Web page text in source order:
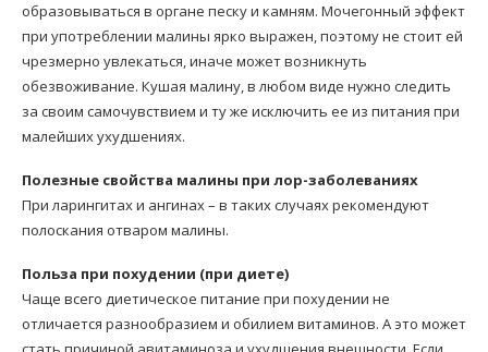
образовываться в органе песку и камням. Мочегонный эффект
при употреблении малины ярко выражен, поэтому не стоит ей
чрезмерно увлекаться, иначе может возникнуть
обезвоживание. Кушая малину, в любом виде нужно следить
за своим самочувствием и ту же исключить ее из питания при
малейших ухудшениях.
Полезные свойства малины при лор-заболеваниях
При ларингитах и ангинах – в таких случаях рекомендуют
полоскания отваром малины.
Польза при похудении (при диете)
Чаще всего диетическое питание при похудении не
отличается разнообразием и обилием витаминов. А это может